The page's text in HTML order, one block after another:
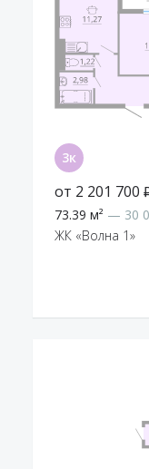
от 2 201 700
73.39 м² — 30
ЖК «Волна 1»